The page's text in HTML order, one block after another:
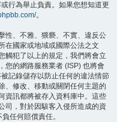
行為舉止負責。如果您想知道更
。
性、不雅、猥褻、不實、違反公
在國家或地域或國際公法之文
觸犯了以上的規定，我們將會立
您的網路服務業者 (ISP) 也將會
記錄儲存以防止任何的違法情節
、修改、移動或關閉任何主題的
資訊都將被存入資料庫中。這些
司，對於因駭客入侵所造成的資
任何賠償責任。